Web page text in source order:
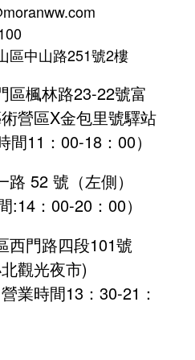
區中山路251號2樓
區楓林路23-22號富
X金包里號驛站
00-18：00）
52 號（左側）
:14：00-20：00）
西門路四段101號
北觀光夜市)
營業時間13：30-21：